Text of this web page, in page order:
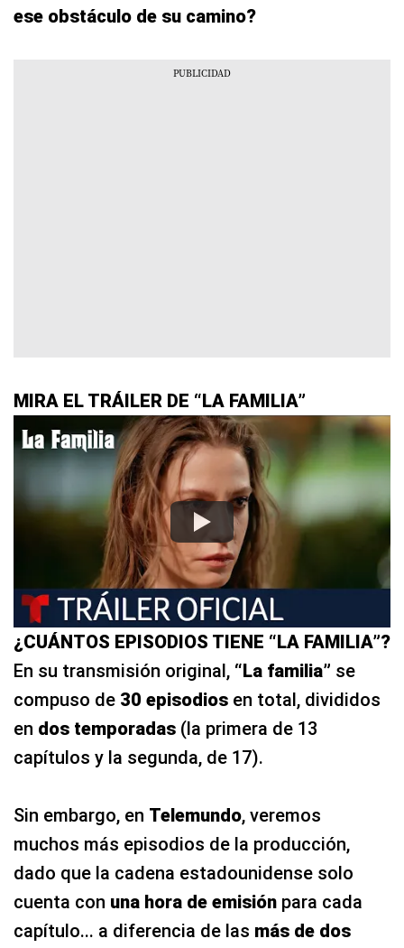
ese obstáculo de su camino?
MIRA EL TRÁILER DE “LA FAMILIA”
¿CUÁNTOS EPISODIOS TIENE “LA FAMILIA”?
En su transmisión original, “La familia” se
compuso de 30 episodios en total, divididos
en dos temporadas (la primera de 13
capítulos y la segunda, de 17).
Sin embargo, en Telemundo, veremos
muchos más episodios de la producción,
dado que la cadena estadounidense solo
cuenta con una hora de emisión para cada
capítulo... a diferencia de las más de dos